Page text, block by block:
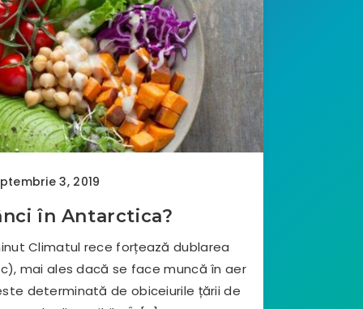
3, 2019
în Antarctica?
Climatul rece forțează dublarea
mai ales dacă se face muncă în aer
determinată de obiceiurile țării de